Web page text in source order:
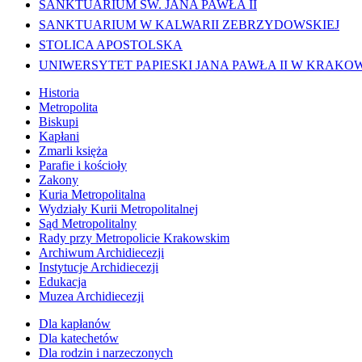
SANKTUARIUM ŚW. JANA PAWŁA II
SANKTUARIUM W KALWARII ZEBRZYDOWSKIEJ
STOLICA APOSTOLSKA
UNIWERSYTET PAPIESKI JANA PAWŁA II W
Historia
Metropolita
Biskupi
Kapłani
Zmarli księża
Parafie i kościoły
Zakony
Kuria Metropolitalna
Wydziały Kurii Metropolitalnej
Sąd Metropolitalny
Rady przy Metropolicie Krakowskim
Archiwum Archidiecezji
Instytucje Archidiecezji
Edukacja
Muzea Archidiecezji
Dla kapłanów
Dla katechetów
Dla rodzin i narzeczonych